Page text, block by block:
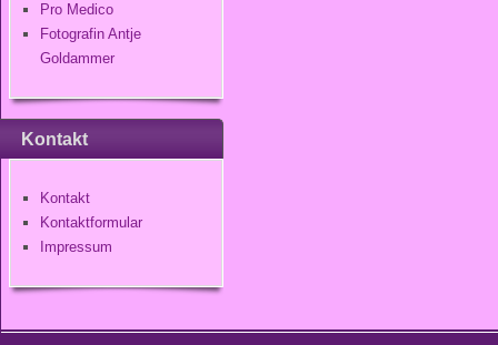
Pro Medico
Fotografin Antje
Goldammer
Kontakt
Kontakt
Kontaktformular
Impressum